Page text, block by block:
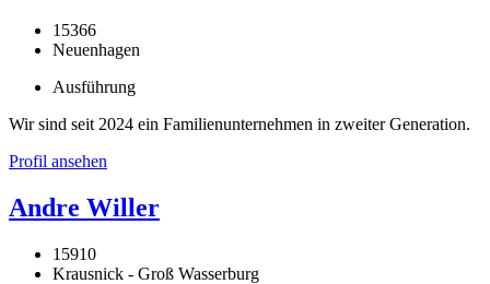
15366
Neuenhagen
Ausführung
Wir sind seit 2024 ein Familienunternehmen in zweiter Generation.
Profil ansehen
Andre Willer
15910
Krausnick - Groß Wasserburg